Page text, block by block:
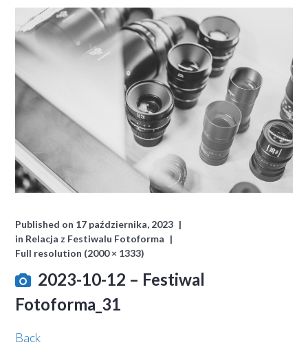
Published on 17 października, 2023
in Relacja z Festiwalu Fotoforma
Full resolution (2000 × 1333)
2023-10-12 – Festiwal
Fotoforma_31
Back